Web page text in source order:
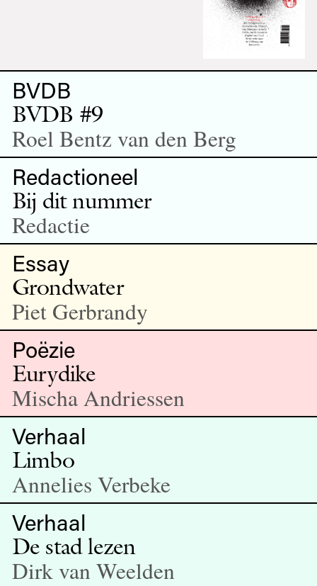
BVDB
BVDB #9
Roel Bentz van den Berg
Redactioneel
Bij dit nummer
Redactie
Essay
Grondwater
Piet Gerbrandy
Poëzie
Eurydike
Mischa Andriessen
Verhaal
Limbo
Annelies Verbeke
Verhaal
De stad lezen
Dirk van Weelden